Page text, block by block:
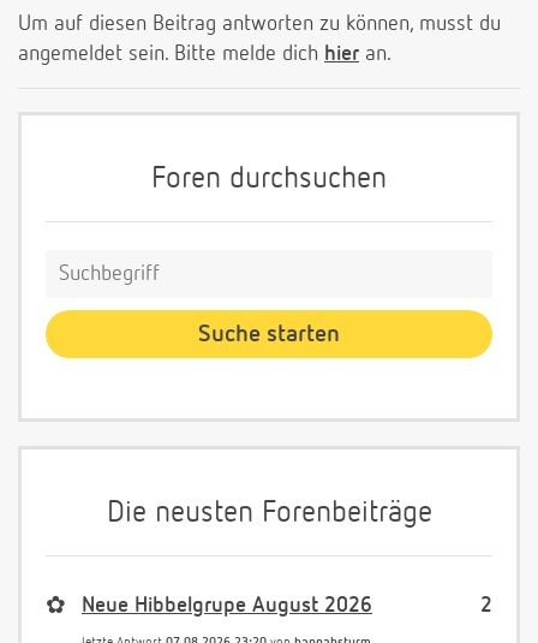
Um auf diesen Beitrag antworten zu können, musst du
angemeldet sein. Bitte melde dich hier an.
Foren durchsuchen
Die neusten Forenbeiträge
2
✿ Neue Hibbelgrupe August 2026